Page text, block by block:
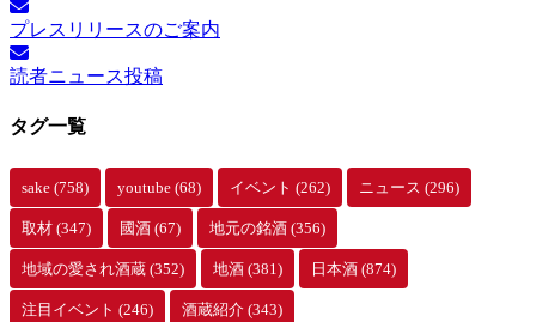
ー
カ
イ
ブ
プレスリリースのご案内
読者ニュース投稿
タグ一覧
sake (758) youtube (68) イベント (262) ニュース (296)
取材 (347) 國酒 (67) 地元の銘酒 (356)
地域の愛され酒蔵 (352) 地酒 (381) 日本酒 (874)
注目イベント (246) 酒蔵紹介 (343)